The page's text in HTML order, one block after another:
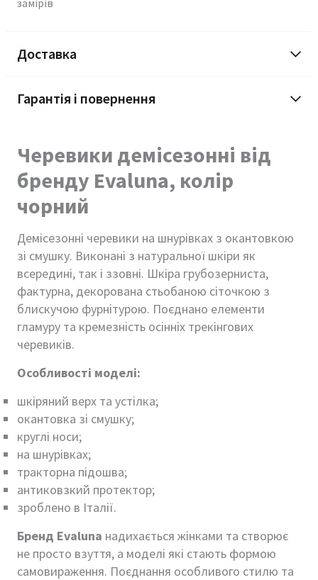
замірів
Доставка
Гарантія і повернення
Черевики демісезонні від
бренду Evaluna, колір
чорний
Демісезонні черевики на шнурівках з окантовкою
зі смушку. Виконані з натуральної шкіри як
всередині, так і ззовні. Шкіра грубозерниста,
фактурна, декорована стьобаною сіточкою з
блискучою фурнітурою. Поєднано елементи
гламуру та кремезність осінніх трекінгових
черевиків.
Особливості моделі:
шкіряний верх та устілка;
окантовка зі смушку;
круглі носи;
на шнурівках;
тракторна підошва;
антиковзкий протектор;
зроблено в Італії.
Бренд Evaluna надихається жінками та створює
не просто взуття, а моделі які стають формою
самовираження. Поєднання особливого стилю та